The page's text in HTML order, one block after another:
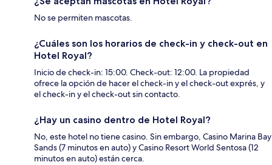
No se permiten mascotas.
¿Cuáles son los horarios de check-in y check-out en
Hotel Royal?
Inicio de check-in: 15:00. Check-out: 12:00. La propiedad
ofrece la opción de hacer el check-in y el check-out exprés, y
el check-in y el check-out sin contacto.
¿Hay un casino dentro de Hotel Royal?
No, este hotel no tiene casino. Sin embargo, Casino Marina Bay
Sands (7 minutos en auto) y Casino Resort World Sentosa (12
minutos en auto) están cerca.